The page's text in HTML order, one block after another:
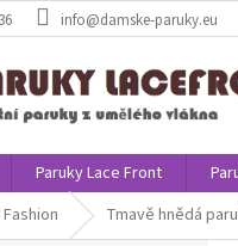
info@damske-paruky.eu
Paruky Lace Front
Tmavě hnědá